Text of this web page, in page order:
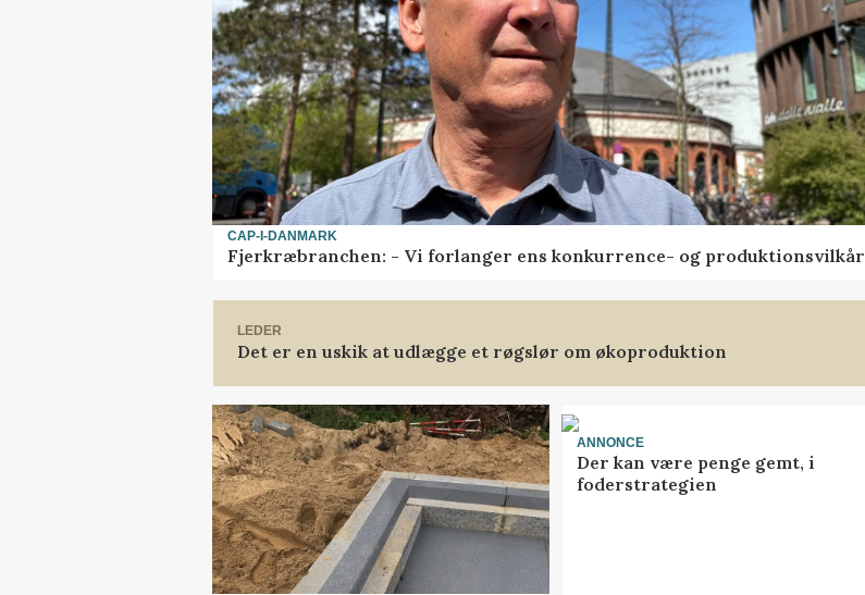
CAP-I-DANMARK
Fjerkræbranchen: - Vi forlanger ens konkurrence- og produktionsvilkår
LEDER
Det er en uskik at udlægge et røgslør om økoproduktion
ANNONCE
Der kan være penge gemt, i
foderstrategien